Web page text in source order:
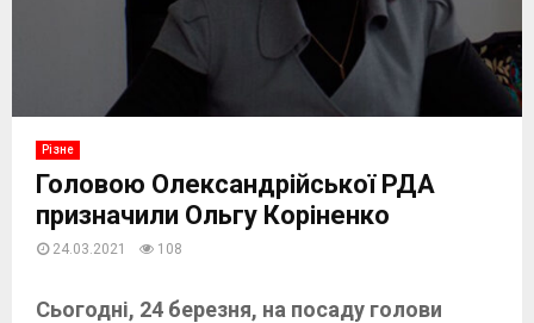
Різне
Головою Олександрійської РДА
призначили Ольгу Коріненко
24.03.2021 108
Сьогодні, 24 березня, на посаду голови